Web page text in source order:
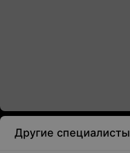
Другие специалисты